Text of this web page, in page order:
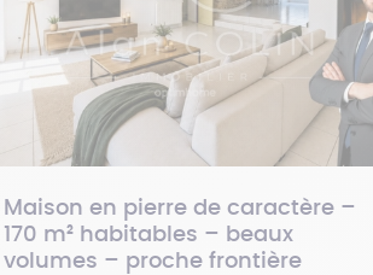
Maison en pierre de caractère –
170 m² habitables – beaux
volumes – proche frontière